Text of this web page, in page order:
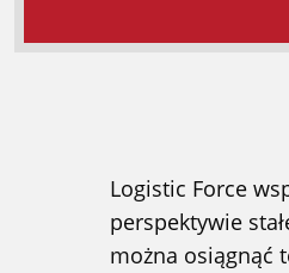
Logistic Force
perspektywie
można osiągnąć